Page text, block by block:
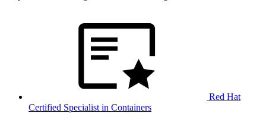
Red Hat
Certified Specialist in Containers